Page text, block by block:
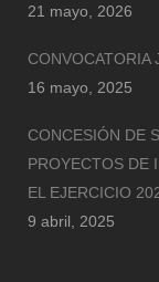
21 mayo, 2026
CONVOCATORIA
16 mayo, 2025
CONCESIÓN DE
PROYECTOS DE
EL EJERCICIO
9 abril, 2025